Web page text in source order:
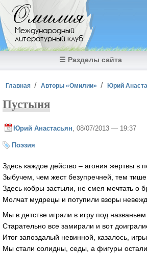
Перейти к основному содержанию
Омилия
Международный
литературный клуб
☰ Разделы сайта
Вы здесь
Главная Авторы «Омилии» Юрий
Пустыня
Юрий Анастасьян , 08/07/2013 — 19:37
Поэзия
Здесь каждое действо – агония жертвы в
Зыбучем, чем жест безупречней, тем тише
Здесь кобры застыли, не смея мечтать о
Молчат мудрецы и потупили взоры
Мы в детстве играли в игру под
Старательно все замирали и вот
Итог запоздалый невинной, казалось,
Мы стали солидны, седы, а фигуры